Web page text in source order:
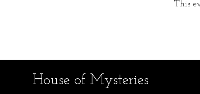
This
House of Mysteries